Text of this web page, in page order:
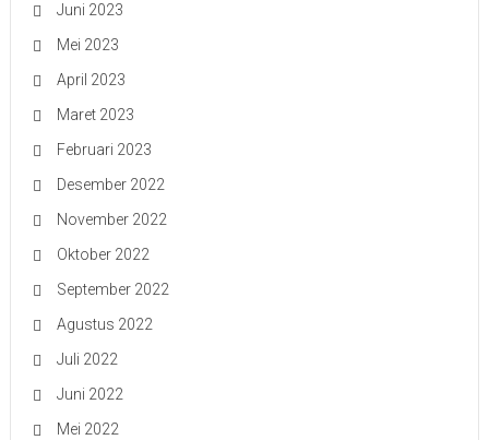
Juni 2023
Mei 2023
April 2023
Maret 2023
Februari 2023
Desember 2022
November 2022
Oktober 2022
September 2022
Agustus 2022
Juli 2022
Juni 2022
Mei 2022